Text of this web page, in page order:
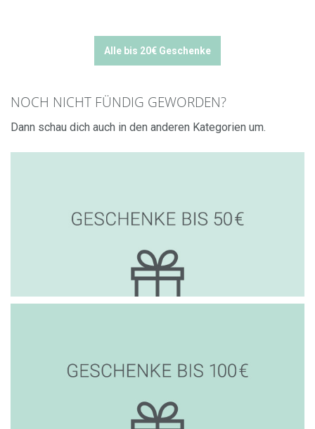
Alle bis 20€ Geschenke
NOCH NICHT FÜNDIG GEWORDEN?
Dann schau dich auch in den anderen Kategorien um.